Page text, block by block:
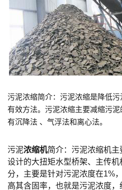
污泥浓缩简介：污泥浓缩是降低
有效方法。污泥浓缩主要减缩污
有沉降法 、气浮法和离心法。
污泥浓缩机简介：污泥浓缩机
设计的大扭矩水型桥架、主传
分， 主要是针对污泥浓度在1%
高其含固率，也就是污泥浓度